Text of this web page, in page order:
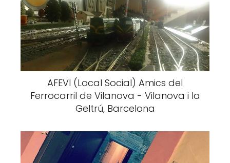
AFEVI (Local Social) Amics del
Ferrocarril de Vilanova - Vilanova i la
Geltrú, Barcelona